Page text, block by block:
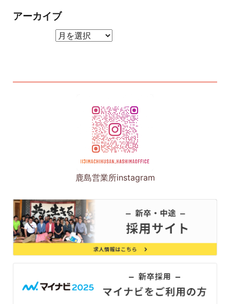
アーカイブ
鹿島営業所instagram